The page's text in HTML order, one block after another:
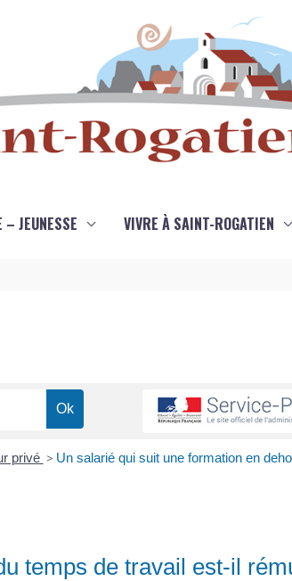
– JEUNESSE VIVRE À SAINT-ROGATIEN
privé > Un salarié qui suit une formation en
temps de travail est-il